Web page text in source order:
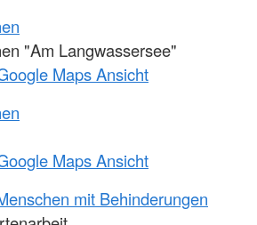
"Am Langwassersee"
Maps Ansicht
Maps Ansicht
mit Behinderungen